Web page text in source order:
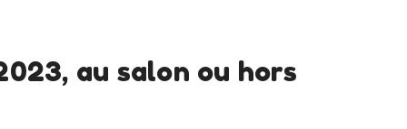
au salon ou hors